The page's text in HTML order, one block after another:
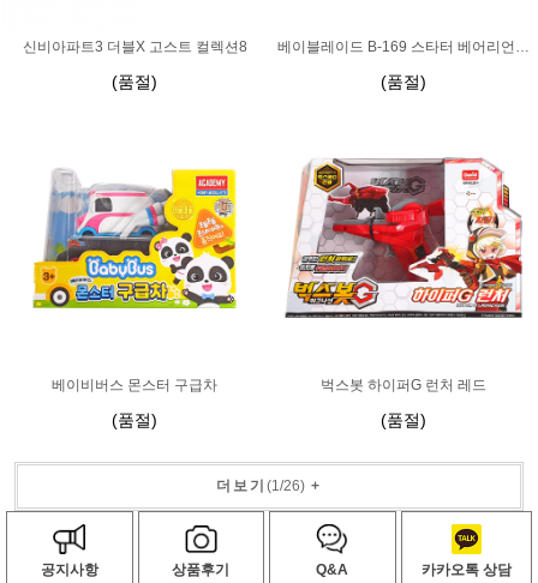
신비아파트3 더블X 고스트 컬렉션8
(품절)
베이블레이드 B-169 스타터 베어리언트 루시퍼.Mb 2D
(품절)
베이비버스 몬스터 구급차
(품절)
벅스봇 하이퍼G 런처 레드
(품절)
더보기 (1/26) +
공지사항 상품후기 Q&A 카카오톡 상담